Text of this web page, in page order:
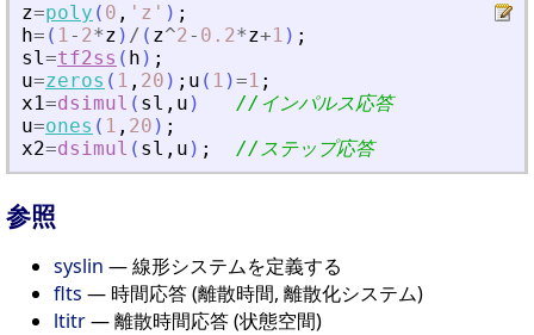
z=poly ( 0 , ' z ' ) ;
h= ( 1- 2*z ) / ( z^2- 0.2*z+1 ) ;
sl=tf2ss ( h ) ;
u=zeros ( 1 , 20 ) ; u ( 1 )=1 ;
x1=dsimul ( sl , u )
//インパルス応答
u=ones ( 1 , 20 ) ;
x2=dsimul ( sl , u ) ; //ステップ応答
参照
syslin — 線形システムを定義する
flts — 時間応答 (離散時間, 離散化システム)
ltitr— 離散時間応答 (状態空間)